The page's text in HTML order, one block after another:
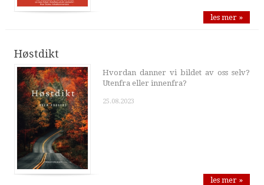
les mer »
Høstdikt
Hvordan danner vi bildet av oss selv?
Utenfra eller innenfra?
25.08.2023
les mer »